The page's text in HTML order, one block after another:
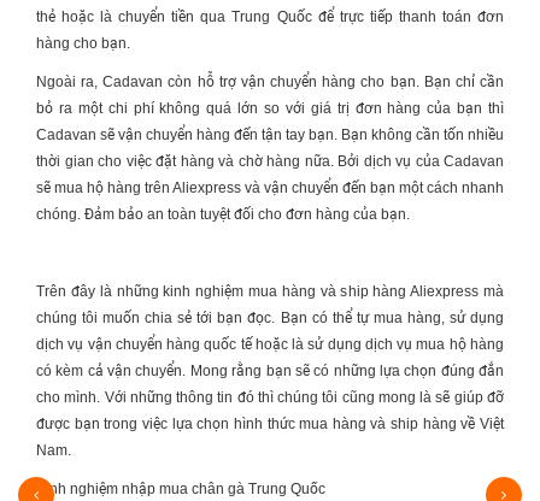
thẻ hoặc là chuyển tiền qua Trung Quốc để trực tiếp thanh toán đơn
hàng cho bạn.
Ngoài ra, Cadavan còn hỗ trợ vận chuyển hàng cho bạn. Bạn chỉ cần
bỏ ra một chi phí không quá lớn so với giá trị đơn hàng của bạn thì
Cadavan sẽ vận chuyển hàng đến tận tay bạn. Bạn không cần tốn nhiều
thời gian cho việc đặt hàng và chờ hàng nữa. Bởi dịch vụ của Cadavan
sẽ mua hộ hàng trên Aliexpress và vận chuyển đến bạn một cách nhanh
chóng. Đảm bảo an toàn tuyệt đối cho đơn hàng của bạn.
Trên đây là những kinh nghiệm mua hàng và ship hàng Aliexpress mà
chúng tôi muốn chia sẻ tới bạn đọc. Bạn có thể tự mua hàng, sử dụng
dịch vụ vận chuyển hàng quốc tế hoặc là sử dụng dịch vụ mua hộ hàng
có kèm cả vận chuyển. Mong rằng bạn sẽ có những lựa chọn đúng đắn
cho mình. Với những thông tin đó thì chúng tôi cũng mong là sẽ giúp đỡ
được bạn trong việc lựa chọn hình thức mua hàng và ship hàng về Việt
Nam.
Bỏ sỉ điện thoại Quảng Châu giá rẻ và 5+…